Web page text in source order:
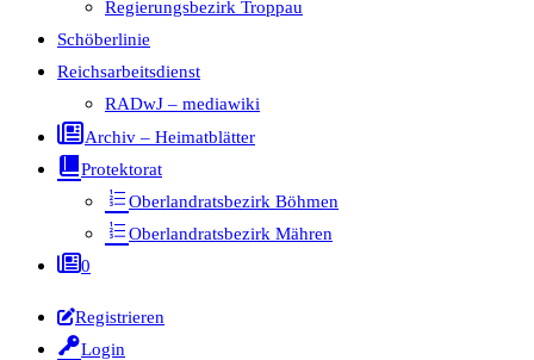
Regierungsbezirk Troppau
Schöberlinie
Reichsarbeitsdienst
RADwJ – mediawiki
Archiv – Heimatblätter
Protektorat
Oberlandratsbezirk Böhmen
Oberlandratsbezirk Mähren
0
Registrieren
Login